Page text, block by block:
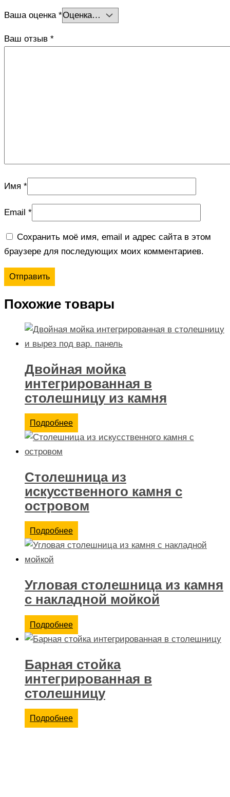
Ваша оценка *
Ваш отзыв *
Имя *
Email *
Сохранить моё имя, email и адрес сайта в этом
браузере для последующих моих комментариев.
Похожие товары
Двойная мойка
интегрированная в
столешницу из камня
Подробнее
Столешница из
искусственного камня с
островом
Подробнее
Угловая столешница из камня
с накладной мойкой
Подробнее
Барная стойка
интегрированная в
столешницу
Подробнее